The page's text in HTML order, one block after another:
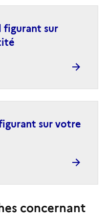
sur
sur votre
concernant